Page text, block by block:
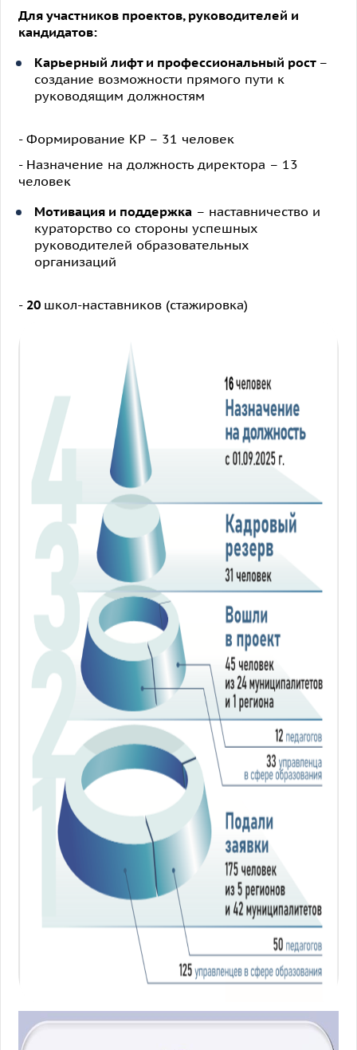
Для участников проектов, руководителей и
кандидатов:
Карьерный лифт и профессиональный рост –
создание возможности прямого пути к
руководящим должностям
- Формирование КР – 31 человек
- Назначение на должность директора – 13
человек
Мотивация и поддержка – наставничество и
кураторство со стороны успешных
руководителей образовательных
организаций
- 20 школ-наставников (стажировка)